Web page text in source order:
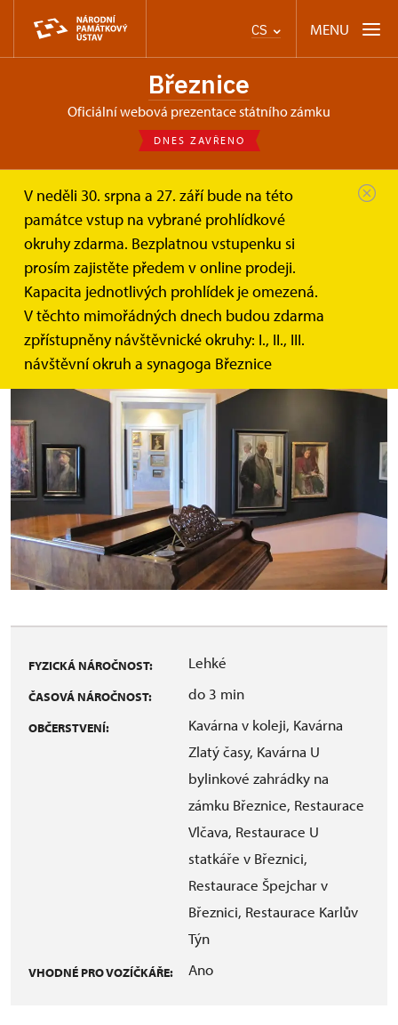
CS MENU
Březnice
oficiální webová prezentace státního zámku
DNES ZAVŘENO
V neděli 30. srpna a 27. září bude na této
památce vstup na vybrané prohlídkové
okruhy zdarma. Bezplatnou vstupenku si
prosím zajistěte předem v online prodeji.
Kapacita jednotlivých prohlídek je omezená.
V těchto mimořádných dnech budou zdarma
zpřístupněny návštěvnické okruhy: I., II., III.
návštěvní okruh a synagoga Březnice
Březnice
Tipy na výlet
Městské muzeum a Galerie Ludvíka...
Městské muzeum a Galerie
Ludvíka Kuby v Březnici
FYZICKÁ NÁROČNOST: Lehké
ČASOVÁ NÁROČNOST: do 3 min
OBČERSTVENÍ:
Kavárna v koleji, Kavárna
Zlatý časy, Kavárna U
bylinkové zahrádky na
zámku Březnice, Restaurace
Vlčava, Restaurace U
statkáře v Březnici,
Restaurace Špejchar v
Březnici, Restaurace Karlův
Týn
VHODNÉ PRO VOZÍČKÁŘE: Ano